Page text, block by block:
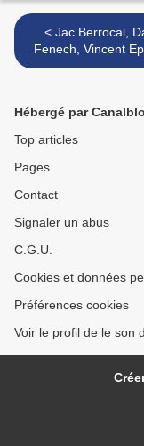
< Jac Berrocal, David
Fenech, Vincent
Antigravity
Hébergé par
Top articles
Pages
Contact
Signaler un abus
C.G.U.
Cookies et données
Préférences cookies
Voir le profil de le son